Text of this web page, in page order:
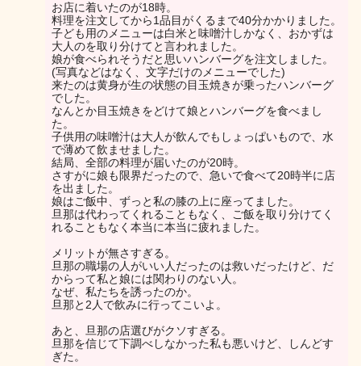
お店に着いたのが18時。
料理を注文してから1品目がくるまで40分かかりました。
子ども用のメニューは白米と味噌汁しかなく、おかずは
大人のを取り分けてと言われました。
娘が食べられそうだと思いハンバーグを注文しました。
(写真などはなく、文字だけのメニューでした)
来たのは黄身が生の状態の目玉焼きが乗ったハンバーグ
でした。
なんとか目玉焼きをどけて娘とハンバーグを食べまし
た。
子供用の味噌汁は大人が飲んでもしょっぱいもので、水
で薄めて飲ませました。
結局、全部の料理が届いたのが20時。
さすがに娘も限界だったので、急いで食べて20時半に店
を出ました。
娘はご飯中、ずっと私の膝の上に座ってました。
旦那は代わってくれることもなく、ご飯を取り分けてく
れることもなく本当に本当に疲れました。
メリットが無さすぎる。
旦那の職場の人がいい人だったのは救いだったけど、だ
からって私と娘には関わりのない人。
なぜ、私たちを誘ったのか。
旦那と2人で飲みに行ってこいよ。
あと、旦那の店選びがクソすぎる。
旦那を信じて下調べしなかった私も悪いけど、しんどす
ぎた。